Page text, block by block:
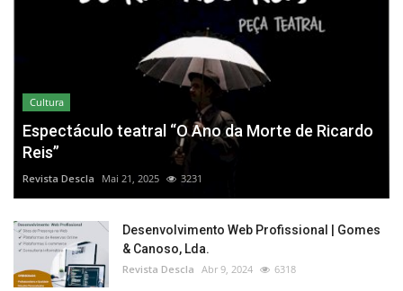
Cultura
Espectáculo teatral “O Ano da Morte de Ricardo
Reis”
Revista Descla Mai 21, 2025 3231
Desenvolvimento Web Profissional | Gomes
& Canoso, Lda.
Revista Descla Abr 9, 2024 6318